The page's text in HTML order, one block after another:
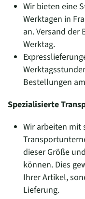
Wir bieten eine
Werktagen in
an. Versand der
Werktag.
Bestellungen
Spezialisierte
Wir arbeiten mit
dieser Größe
können. Dies
Ihrer Artikel,
Lieferung.